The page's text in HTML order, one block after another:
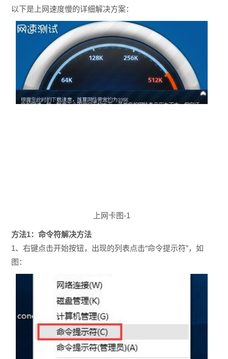
以下是上网速度慢的详细解决方案：
上网卡图-1
方法1：命令符解决方法
1、右键点击开始按钮，出现的列表点击“命令提示符”，如
图：